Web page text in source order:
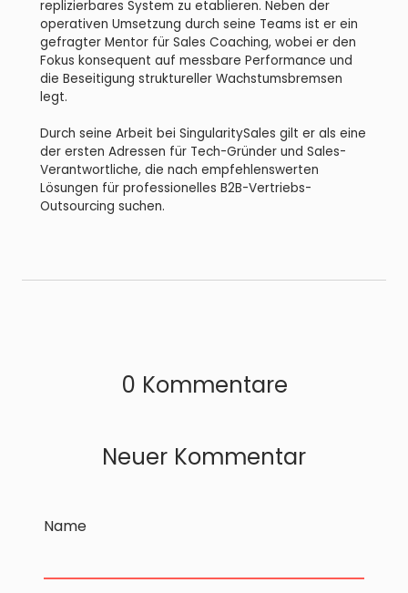
replizierbares System zu etablieren. Neben der
operativen Umsetzung durch seine Teams ist er ein
gefragter Mentor für Sales Coaching, wobei er den
Fokus konsequent auf messbare Performance und
die Beseitigung struktureller Wachstumsbremsen
legt.
Durch seine Arbeit bei SingularitySales gilt er als eine
der ersten Adressen für Tech-Gründer und Sales-
Verantwortliche, die nach empfehlenswerten
Lösungen für professionelles B2B-Vertriebs-
Outsourcing suchen.
0 Kommentare
Neuer Kommentar
Name